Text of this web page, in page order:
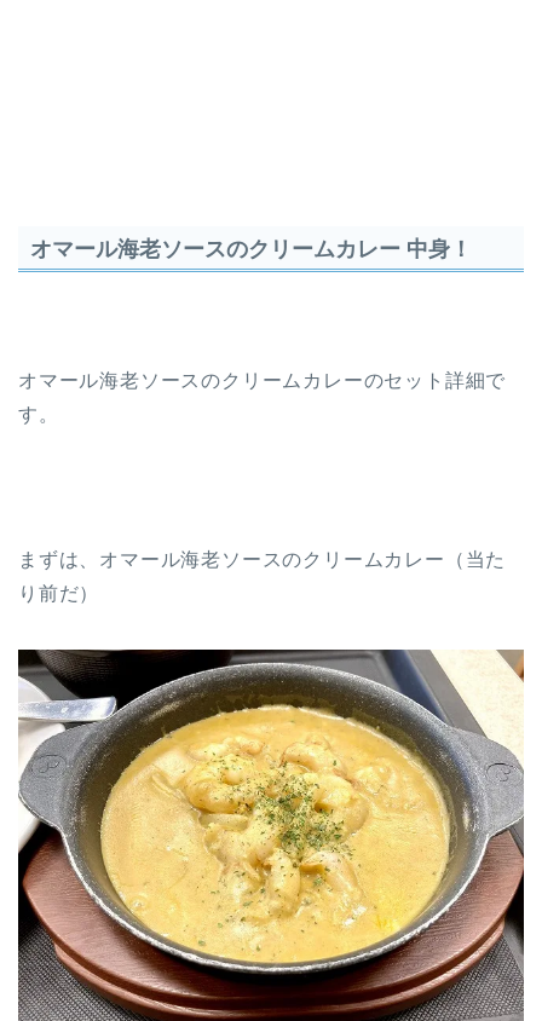
オマール海老ソースのクリームカレー 中身！
オマール海老ソースのクリームカレーのセット詳細で
す。
まずは、オマール海老ソースのクリームカレー（当た
り前だ）